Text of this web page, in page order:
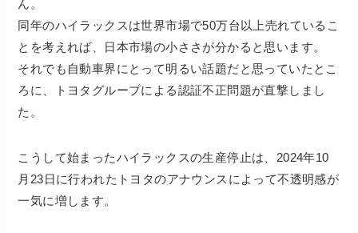
ん。
同年のハイラックスは世界市場で50万台以上売れているこ
とを考えれば、日本市場の小ささが分かると思います。
それでも自動車界にとって明るい話題だと思っていたとこ
ろに、トヨタグループによる認証不正問題が直撃しまし
た。
こうして始まったハイラックスの生産停止は、2024年10
月23日に行われたトヨタのアナウンスによって不透明感が
一気に増します。